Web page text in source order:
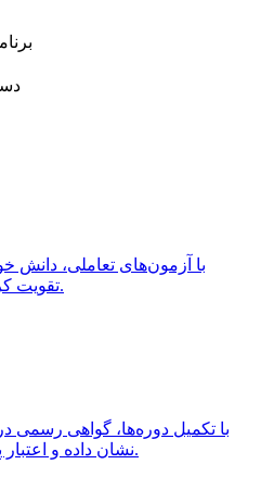
با آزمون‌های تعاملی، دانش
تقویت کرده و پیشرفتتان را پیگیری کنید.
با تکمیل دوره‌ها، گواهی رسمی
نشان داده و اعتبار پورتفولیوی خود را افزایش دهید.